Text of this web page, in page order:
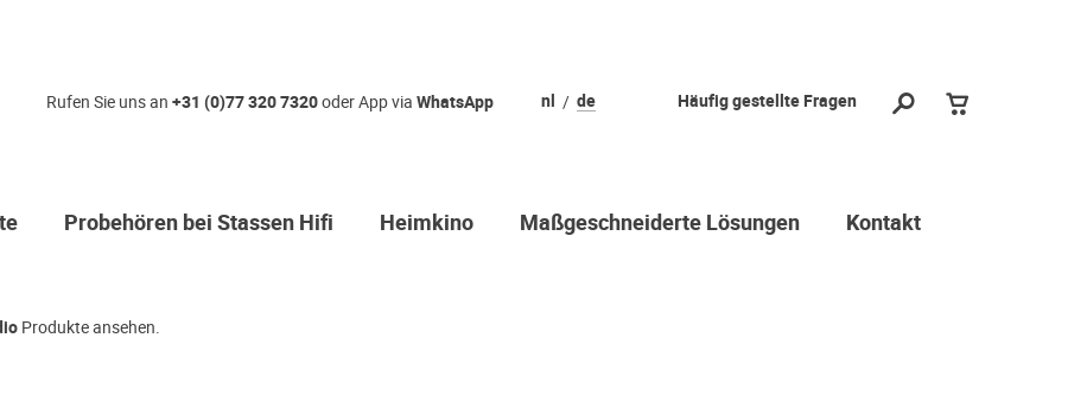
Häufig gestellte Fragen
nl de
Rufen Sie uns an +31 (0)77 320 7320oder App via WhatsApp
Probehören bei Stassen Hifi Heimkino Maßgeschneiderte Lösungen Kontakt
Produkte ansehen.